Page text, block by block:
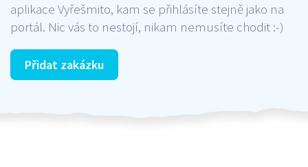
aplikace Vyřešmito, kam se přihlásíte stejně jako na
portál. Nic vás to nestojí, nikam nemusíte chodit :-)
Přidat zakázku